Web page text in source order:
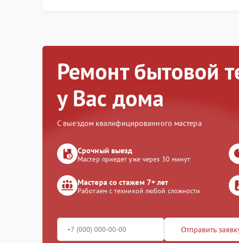
Ремонт бытовой
у Вас дома
С выездом квалифицированного мастера
Срочный выезд
Мастер приедет уже через 30 минут
Мастера со стажем 7+ лет
Работаем с техникой любой сложности
Отправить